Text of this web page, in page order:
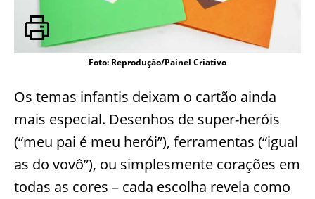
Foto: Reprodução/Painel Criativo
Os temas infantis deixam o cartão ainda
mais especial. Desenhos de super-heróis
(“meu pai é meu herói”), ferramentas (“igual
as do vovô”), ou simplesmente corações em
todas as cores – cada escolha revela como